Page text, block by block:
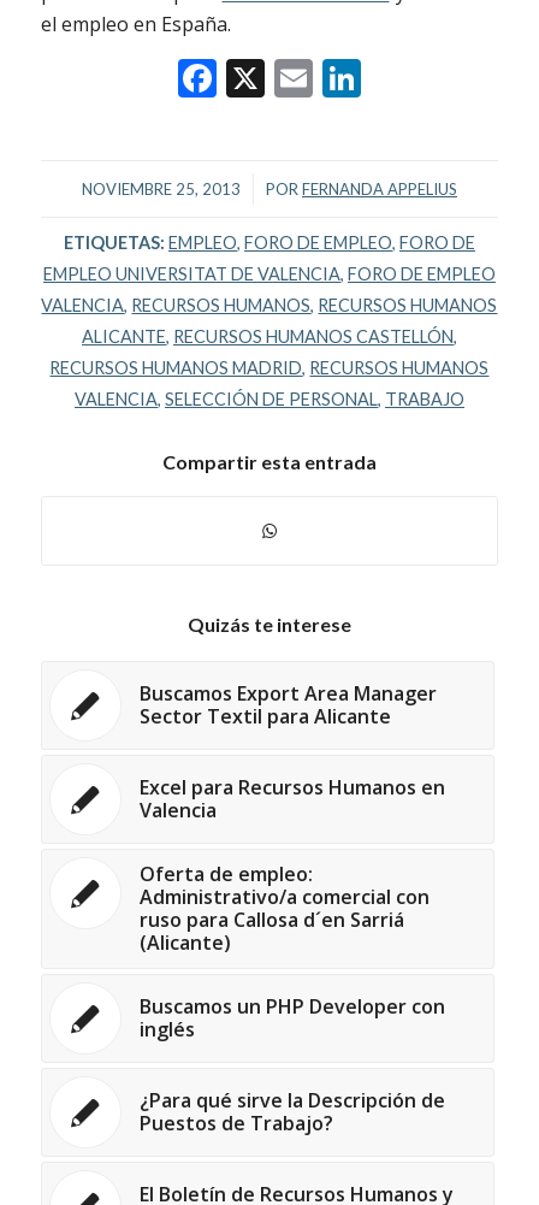
el empleo en España.
Facebook
X EmailLinkedIn
NOVIEMBRE 25, 2013
/ PORFERNANDA APPELIUS
ETIQUETAS: EMPLEO, FORO DE EMPLEO, FORO DE
EMPLEO UNIVERSITAT DE VALENCIA, FORO DE EMPLEO
VALENCIA, RECURSOS HUMANOS, RECURSOS HUMANOS
ALICANTE, RECURSOS HUMANOS CASTELLÓN,
RECURSOS HUMANOS MADRID, RECURSOS HUMANOS
VALENCIA, SELECCIÓN DE PERSONAL, TRABAJO
Compartir esta entrada
Quizás te interese
Buscamos Export Area Manager
Sector Textil para Alicante
Excel para Recursos Humanos en
Valencia
Oferta de empleo:
Administrativo/a comercial con
ruso para Callosa d´en Sarriá
(Alicante)
Buscamos un PHP Developer con
inglés
¿Para qué sirve la Descripción de
Puestos de Trabajo?
El Boletín de Recursos Humanos y